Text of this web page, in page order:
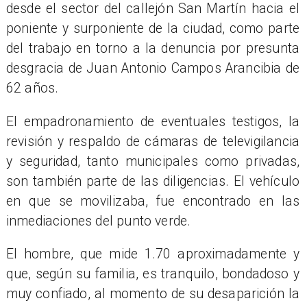
desde el sector del callejón San Martín hacia el
poniente y surponiente de la ciudad, como parte
del trabajo en torno a la denuncia por presunta
desgracia de Juan Antonio Campos Arancibia de
62 años.
El empadronamiento de eventuales testigos, la
revisión y respaldo de cámaras de televigilancia
y seguridad, tanto municipales como privadas,
son también parte de las diligencias. El vehículo
en que se movilizaba, fue encontrado en las
inmediaciones del punto verde.
El hombre, que mide 1.70 aproximadamente y
que, según su familia, es tranquilo, bondadoso y
muy confiado, al momento de su desaparición la